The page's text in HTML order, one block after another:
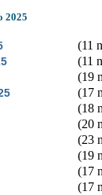
2025
(11
(11
(19
(17
(18
(20
(23
(19
(17
(17